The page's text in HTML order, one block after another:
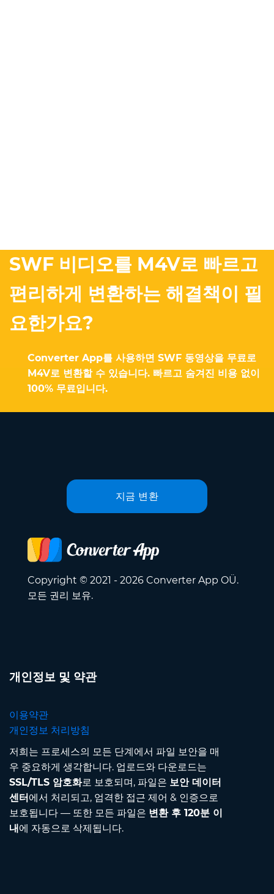
SWF 비디오를 M4V로 빠르고
편리하게 변환하는 해결책이 필
요한가요?
Converter App를 사용하면 SWF 동영상을 무료로
M4V로 변환할 수 있습니다. 빠르고 숨겨진 비용 없이
100% 무료입니다.
지금 변환
Copyright © 2021 - 2026 Converter App OÜ.
모든 권리 보유.
개인정보 및 약관
이용약관
개인정보 처리방침
저희는 프로세스의 모든 단계에서 파일 보안을 매
우 중요하게 생각합니다. 업로드와 다운로드는
SSL/TLS 암호화로 보호되며, 파일은 보안 데이터
센터 에서 처리되고, 엄격한 접근 제어 & 인증으로
보호됩니다 — 또한 모든 파일은 변환 후 120분 이
내 에 자동으로 삭제됩니다.